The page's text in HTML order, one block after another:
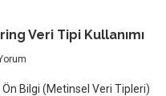
Veri Tipi Kullanımı
Bilgi (Metinsel Veri Tipleri)